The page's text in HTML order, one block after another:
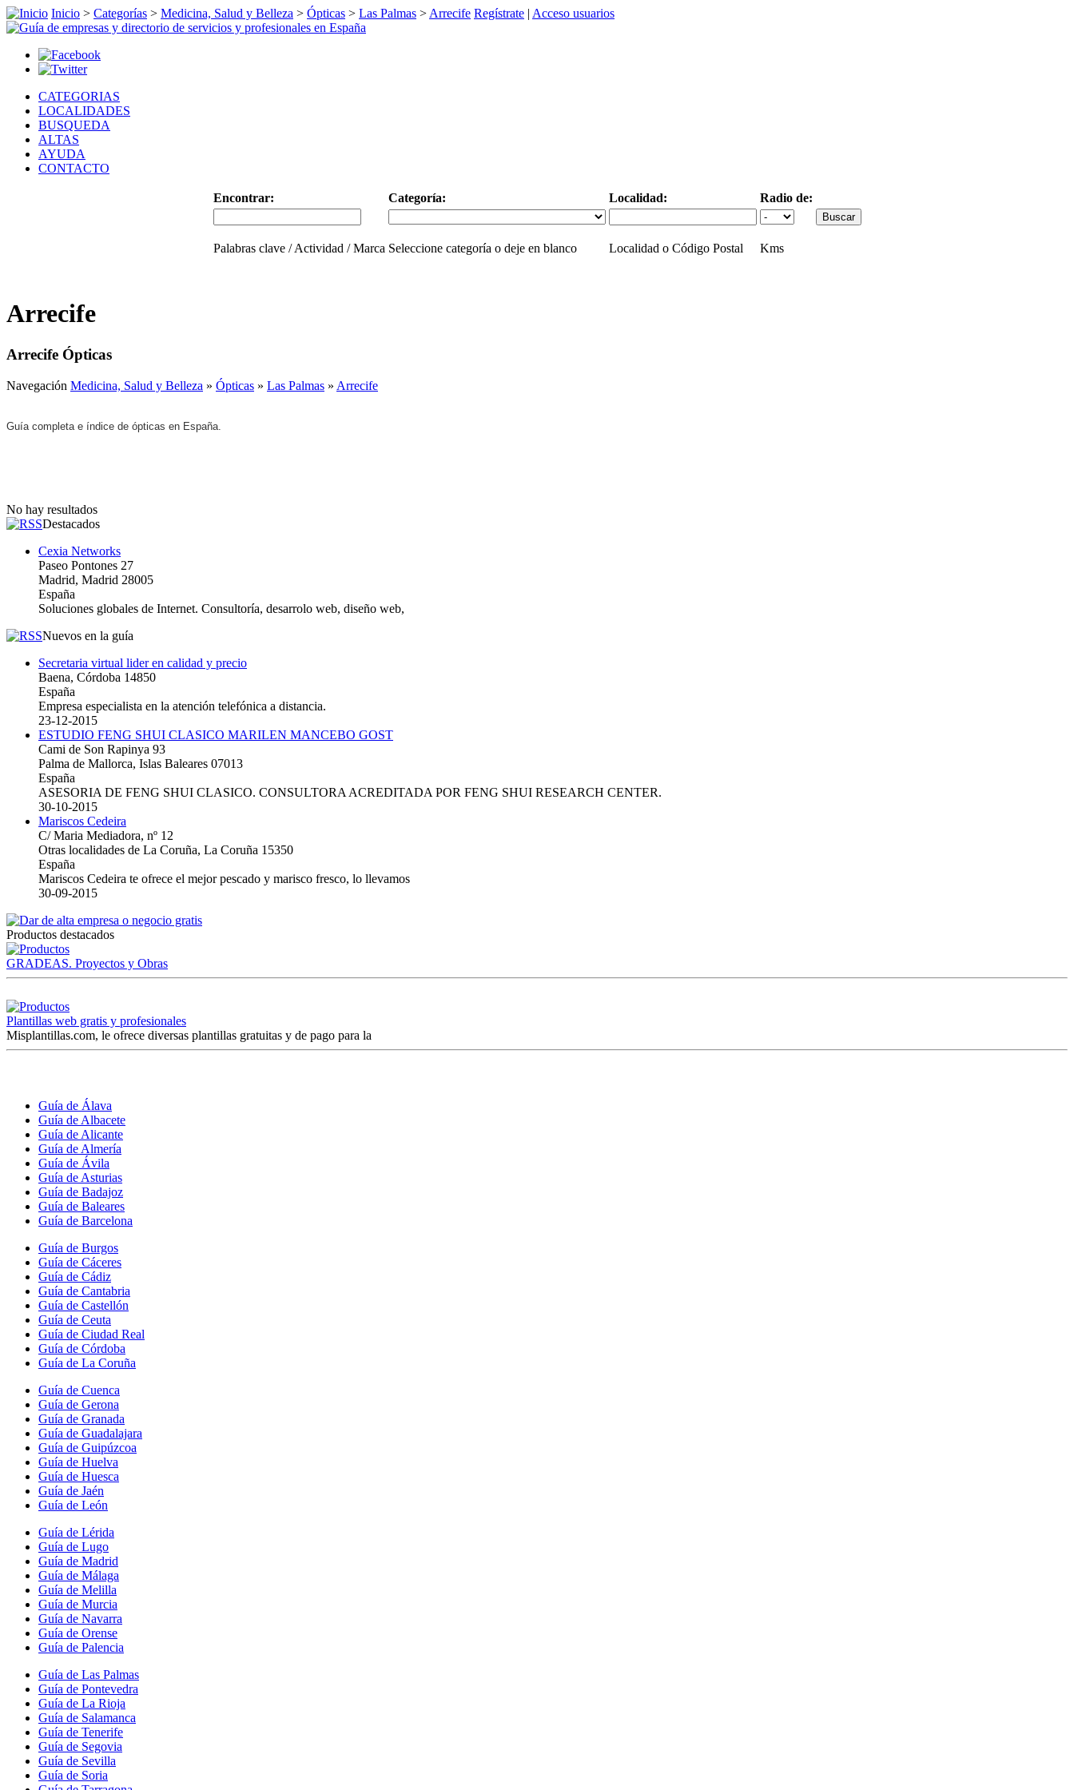
Inicio > Categorías > Medicina, Salud y Belleza > Ópticas > Las Palmas > Arrecife Regístrate | Acceso usuarios
CATEGORIAS
LOCALIDADES
BUSQUEDA
ALTAS
AYUDA
CONTACTO
Encontrar: Categoría: Localidad: Radio de:
Palabras clave / Actividad / Marca Seleccione categoría o deje en blanco Localidad o Código Postal Kms
Arrecife
Arrecife Ópticas
Navegación Medicina, Salud y Belleza » Ópticas » Las Palmas » Arrecife
Guía completa e índice de ópticas en España.
No hay resultados
Destacados
Cexia Networks
Paseo Pontones 27
Madrid, Madrid 28005
España
Soluciones globales de Internet. Consultoría, desarrolo web, diseño web,
Nuevos en la guía
Secretaria virtual lider en calidad y precio
Baena, Córdoba 14850
España
Empresa especialista en la atención telefónica a distancia.
23-12-2015
ESTUDIO FENG SHUI CLASICO MARILEN MANCEBO GOST
Cami de Son Rapinya 93
Palma de Mallorca, Islas Baleares 07013
España
ASESORIA DE FENG SHUI CLASICO. CONSULTORA ACREDITADA POR FENG SHUI RESEARCH CENTER.
30-10-2015
Mariscos Cedeira
C/ Maria Mediadora, nº 12
Otras localidades de La Coruña, La Coruña 15350
España
Mariscos Cedeira te ofrece el mejor pescado y marisco fresco, lo llevamos
30-09-2015
Productos destacados
GRADEAS. Proyectos y Obras
Plantillas web gratis y profesionales
Misplantillas.com, le ofrece diversas plantillas gratuitas y de pago para la
Guía de Álava
Guía de Albacete
Guía de Alicante
Guía de Almería
Guía de Ávila
Guía de Asturias
Guía de Badajoz
Guía de Baleares
Guía de Barcelona
Guía de Burgos
Guía de Cáceres
Guía de Cádiz
Guía de Cantabria
Guía de Castellón
Guía de Ceuta
Guía de Ciudad Real
Guía de Córdoba
Guía de La Coruña
Guía de Cuenca
Guía de Gerona
Guía de Granada
Guía de Guadalajara
Guía de Guipúzcoa
Guía de Huelva
Guía de Huesca
Guía de Jaén
Guía de León
Guía de Lérida
Guía de Lugo
Guía de Madrid
Guía de Málaga
Guía de Melilla
Guía de Murcia
Guía de Navarra
Guía de Orense
Guía de Palencia
Guía de Las Palmas
Guía de Pontevedra
Guía de La Rioja
Guía de Salamanca
Guía de Tenerife
Guía de Segovia
Guía de Sevilla
Guía de Soria